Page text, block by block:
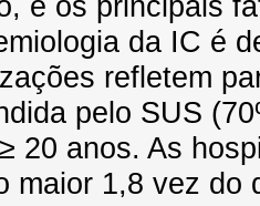
da IC é
refletem
pelo SUS
20 anos. As
maior 1,8 vez